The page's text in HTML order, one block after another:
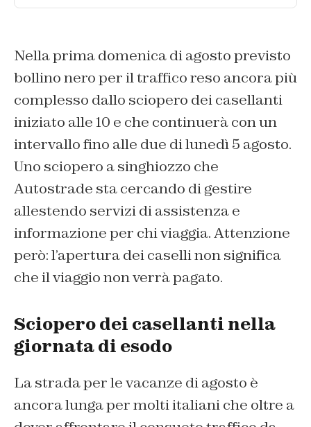
Nella prima domenica di agosto previsto
bollino nero per il traffico reso ancora più
complesso dallo sciopero dei casellanti
iniziato alle 10 e che continuerà con un
intervallo fino alle due di lunedì 5 agosto.
Uno sciopero a singhiozzo che
Autostrade sta cercando di gestire
allestendo servizi di assistenza e
informazione per chi viaggia. Attenzione
però: l’apertura dei caselli non significa
che il viaggio non verrà pagato.
Sciopero dei casellanti nella
giornata di esodo
La strada per le vacanze di agosto è
ancora lunga per molti italiani che oltre a